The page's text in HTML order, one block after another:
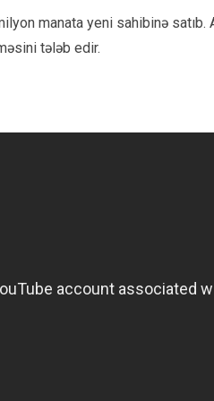
manata yeni sahibinə
tələb edir.